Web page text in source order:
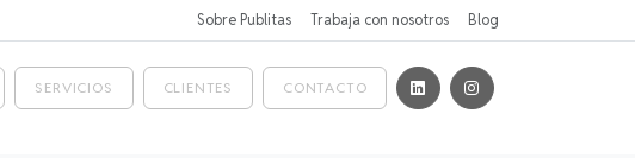
Sobre Publitas Trabaja con nosotros Blog
SERVICIOS CLIENTES CONTACTO